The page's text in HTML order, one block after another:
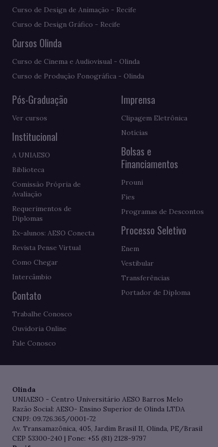
Curso de Design de Animação - Recife
Curso de Design Gráfico - Recife
Cursos Olinda
Curso de Cinema e Audiovisual - Olinda
Curso de Produção Fonográfica - Olinda
Pós-Graduação
Ver cursos
Institucional
A UNIAESO
Biblioteca
Comissão Própria de
Avaliação
Requerimentos de
Diplomas
Ex-alunos: AESO Conecta
Revista Pense Virtual
Como Chegar
Intercâmbio
Contato
Trabalhe Conosco
Ouvidoria Online
Fale Conosco
Imprensa
Clipagem Eletrônica
Notícias
Bolsas e
Financiamentos
Prouni
Fies
Programas de Descontos
Processo Seletivo
Enem
Vestibular
Transferências
Portador de Diploma
Olinda
UNIAESO - Centro Universitário AESO Barros Melo
Razão Social: AESO- Ensino Superior de Olinda LTDA
CNPJ: 09.726.365/0001-72
Av. Transamazônica, 405, Jardim Brasil II, Olinda, PE/Brasil
CEP 53300-240 | Fone: +55 (81) 2128-9797